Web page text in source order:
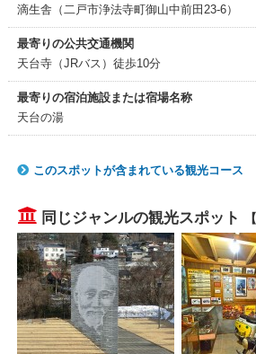
滴生舎（二戸市浄法寺町御山中前田23-6）
最寄りの公共交通機関
天台寺（JRバス）徒歩10分
最寄りの宿泊施設または宿場名称
天台の湯
このスポットが含まれている観光コース
同じジャンルの観光スポット 【